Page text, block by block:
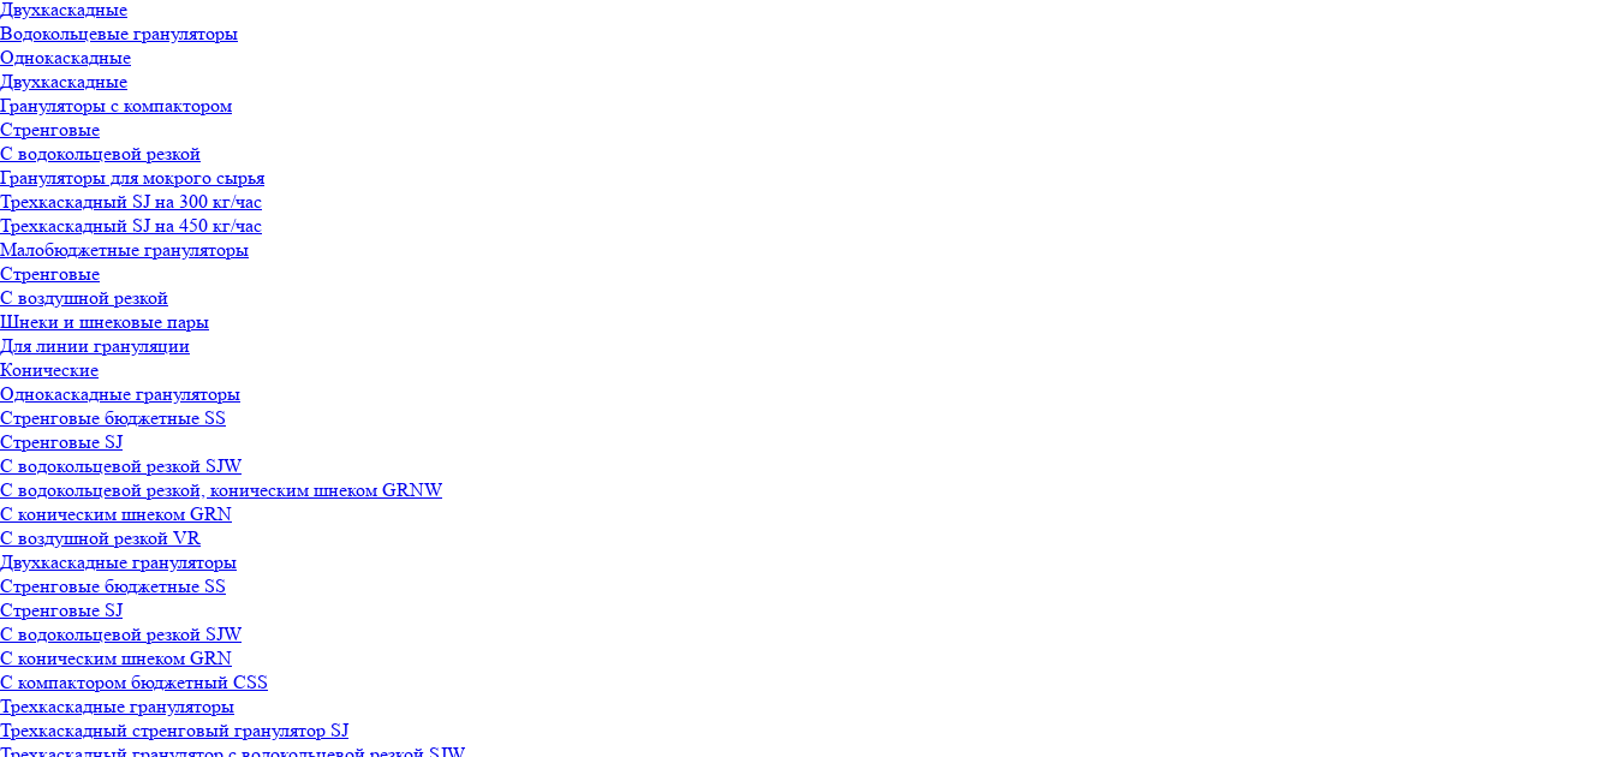
Двухкаскадные
Водокольцевые грануляторы
Однокаскадные
Двухкаскадные
Грануляторы с компактором
Стренговые
С водокольцевой резкой
Грануляторы для мокрого сырья
Трехкаскадный SJ на 300 кг/час
Трехкаскадный SJ на 450 кг/час
Малобюджетные грануляторы
Стренговые
С воздушной резкой
Шнеки и шнековые пары
Для линии грануляции
Конические
Однокаскадные грануляторы
Стренговые бюджетные SS
Стренговые SJ
С водокольцевой резкой SJW
С водокольцевой резкой, коническим шнеком GRNW
С коническим шнеком GRN
С воздушной резкой VR
Двухкаскадные грануляторы
Стренговые бюджетные SS
Стренговые SJ
С водокольцевой резкой SJW
С коническим шнеком GRN
С компактором бюджетный CSS
Трехкаскадные грануляторы
Трехкаскадный стренговый гранулятор SJ